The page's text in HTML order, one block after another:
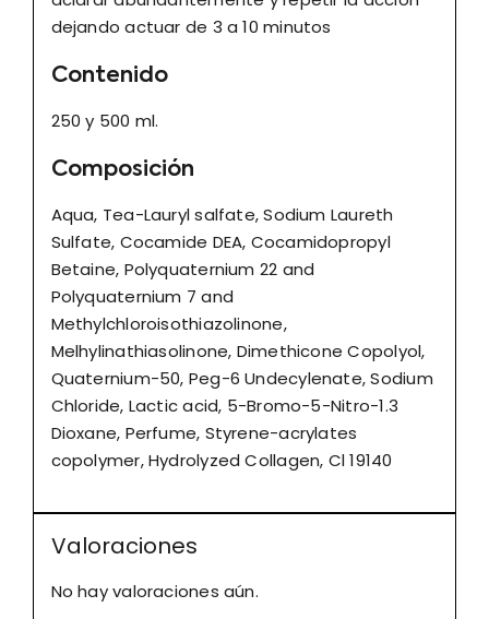
dejando actuar de 3 a 10 minutos
Contenido
250 y 500 ml.
Composición
Aqua, Tea-Lauryl salfate, Sodium Laureth
Sulfate, Cocamide DEA, Cocamidopropyl
Betaine, Polyquaternium 22 and
Polyquaternium 7 and
Methylchloroisothiazolinone,
Melhylinathiasolinone, Dimethicone Copolyol,
Quaternium-50, Peg-6 Undecylenate, Sodium
Chloride, Lactic acid, 5-Bromo-5-Nitro-1.3
Dioxane, Perfume, Styrene-acrylates
copolymer, Hydrolyzed Collagen, Cl 19140
Valoraciones
No hay valoraciones aún.